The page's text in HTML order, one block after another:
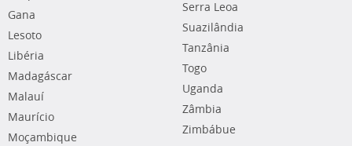
Gana
Lesoto
Libéria
Madagáscar
Malauí
Maurício
Moçambique
Serra Leoa
Suazilândia
Tanzânia
Togo
Uganda
Zâmbia
Zimbábue